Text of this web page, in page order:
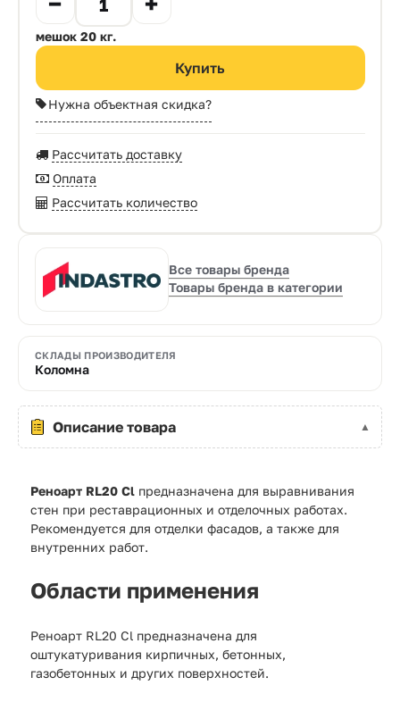
мешок 20 кг.
Нужна объектная скидка?
Рассчитать доставку
Оплата
Рассчитать количество
Все товары бренда
Товары бренда в категории
СКЛАДЫ ПРОИЗВОДИТЕЛЯ
Коломна
Описание товара
Реноарт RL20 Cl предназначена для выравнивания
стен при реставрационных и отделочных работах.
Рекомендуется для отделки фасадов, а также для
внутренних работ.
Области применения
Реноарт RL20 Cl предназначена для
оштукатуривания кирпичных, бетонных,
газобетонных и других поверхностей.